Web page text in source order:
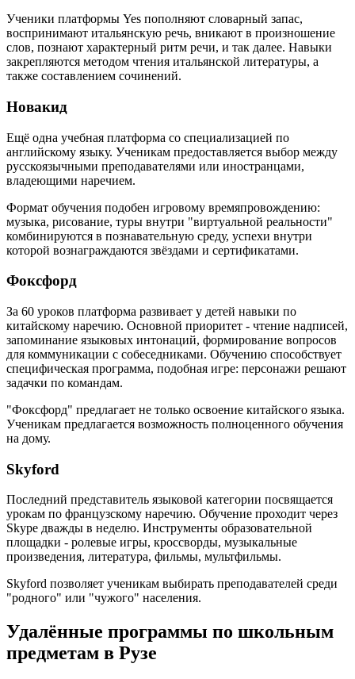
Ученики платформы Yes пополняют словарный запас,
воспринимают итальянскую речь, вникают в произношение
слов, познают характерный ритм речи, и так далее. Навыки
закрепляются методом чтения итальянской литературы, а
также составлением сочинений.
Новакид
Ещё одна учебная платформа со специализацией по
английскому языку. Ученикам предоставляется выбор между
русскоязычными преподавателями или иностранцами,
владеющими наречием.
Формат обучения подобен игровому времяпровождению:
музыка, рисование, туры внутри "виртуальной реальности"
комбинируются в познавательную среду, успехи внутри
которой вознаграждаются звёздами и сертификатами.
Фоксфорд
За 60 уроков платформа развивает у детей навыки по
китайскому наречию. Основной приоритет - чтение надписей,
запоминание языковых интонаций, формирование вопросов
для коммуникации с собеседниками. Обучению способствует
специфическая программа, подобная игре: персонажи решают
задачки по командам.
"Фоксфорд" предлагает не только освоение китайского языка.
Ученикам предлагается возможность полноценного обучения
на дому.
Skyford
Последний представитель языковой категории посвящается
урокам по французскому наречию. Обучение проходит через
Skype дважды в неделю. Инструменты образовательной
площадки - ролевые игры, кроссворды, музыкальные
произведения, литература, фильмы, мультфильмы.
Skyford позволяет ученикам выбирать преподавателей среди
"родного" или "чужого" населения.
Удалённые программы по школьным
предметам в Рузе